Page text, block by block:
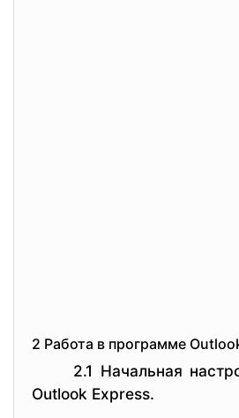
2 Работа в программе
2.1 Начальная
Outlook Express.